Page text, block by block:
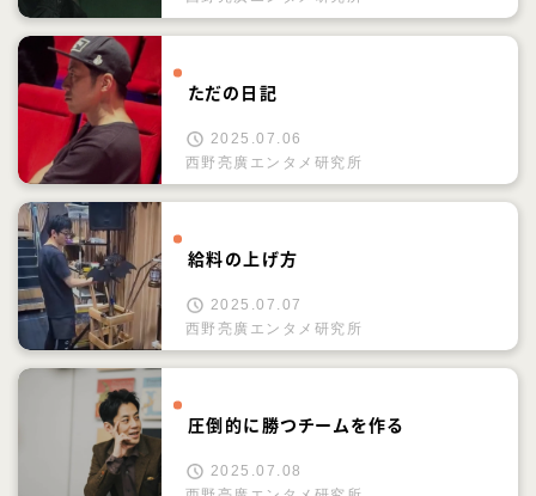
ただの日記
2025.07.06
西野亮廣エンタメ研究所
給料の上げ方
2025.07.07
西野亮廣エンタメ研究所
圧倒的に勝つチームを作る
2025.07.08